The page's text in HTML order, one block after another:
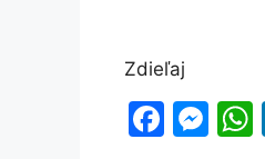
Zdieľaj
F
M